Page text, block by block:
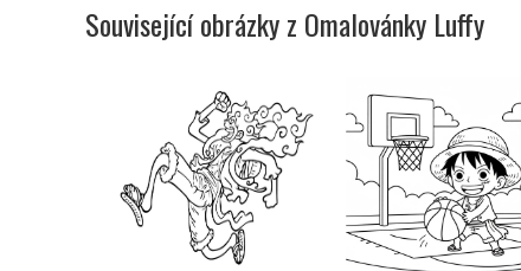
Související obrázky z Omalovánky Luffy